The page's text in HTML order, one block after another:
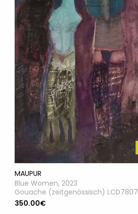
MAUPUR
Blue Women, 2023
Gouache (zeitgenössisch) LCD7807
350.00€